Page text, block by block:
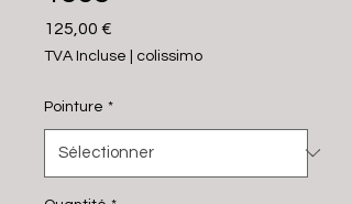
125,00 €
TVA Incluse colissimo
Pointure *